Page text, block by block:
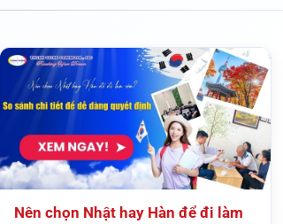
Nên chọn Nhật hay Hàn để đi làm